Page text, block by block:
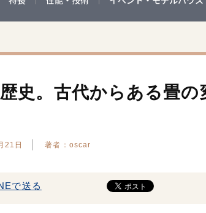
史。古代からある畳
21日 著者：oscar